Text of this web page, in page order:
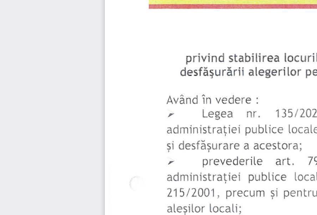
privind stabilirea
desfăşurării alegerilor
Având în vedere  :
,
Legea nr. 135/
administraţiei publice
şi desfăşurare a acestora;
,
prevederile art.
administraţiei
publice
215 /2001,  precum şi pentru
aleşilor locali;